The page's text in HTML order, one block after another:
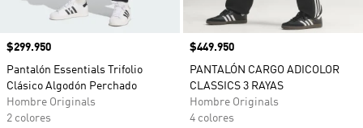
Precio
$299.950
Pantalón Essentials Trifolio
Clásico Algodón Perchado
Hombre Originals
2 colores
Precio
$449.950
PANTALÓN CARGO ADICOLOR
CLASSICS 3 RAYAS
Hombre Originals
4 colores